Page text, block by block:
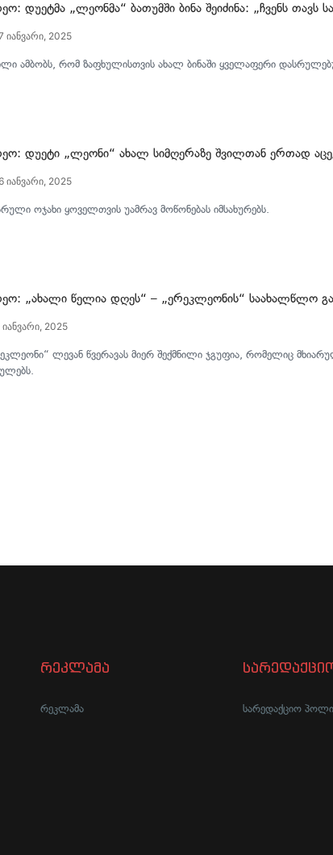
დუეტმა „ლეონმა“ ბათუმში ბინა შეიძინა: „ჩვენს თავს
იანვარი, 2025
ამბობს, რომ ზაფხულისთვის ახალ ბინაში ყველაფერი
დუეტი „ლეონი“ ახალ სიმღერაზე შვილთან ერთად
იანვარი, 2025
ოჯახი ყოველთვის უამრავ მოწონებას იმსახურებს.
„ახალი წელია დღეს“ – „ერეკლეონის“ საახალწლო
იანვარი, 2025
ლევან წვერავას მიერ შექმნილი ჯგუფია, რომელიც
რეკლამა
რეკლამა სარედაქციო